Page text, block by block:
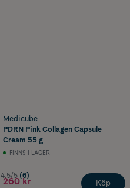
Medicube
PDRN Pink Collagen Capsule
Cream 55 g
FINNS I LAGER
4.5/5 (6)
260 kr Köp